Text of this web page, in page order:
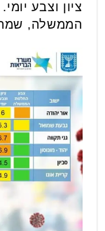
ציון וצבע
הממשלה,